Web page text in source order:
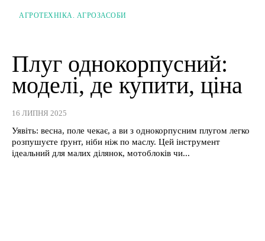
АГРОТЕХНІКА. АГРОЗАСОБИ
Плуг однокорпусний:
моделі, де купити, ціна
16 ЛИПНЯ 2025
Уявіть: весна, поле чекає, а ви з однокорпусним плугом легко
розпушуєте ґрунт, ніби ніж по маслу. Цей інструмент
ідеальний для малих ділянок, мотоблоків чи...